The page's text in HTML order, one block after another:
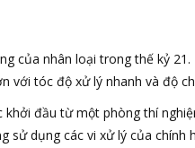
của nhân loại trong thế kỷ
với tóc độ xử lý nhanh và độ
đầu từ một phòng thí
dụng các vi xử lý của chính